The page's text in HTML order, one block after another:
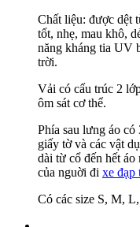
Chất liệu: được dệt
tốt, nhẹ, mau khô,
năng kháng tia UV
trời.
Vải có cấu trúc 2
ôm sát cơ thể.
Phía sau lưng áo
giấy tờ và các vật
dài từ cổ đến hết
của nguời đi xe đạp
Có các size S, M,